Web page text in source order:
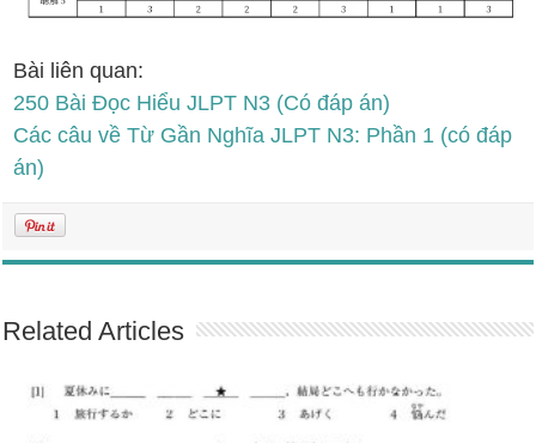
Bài liên quan:
250 Bài Đọc Hiểu JLPT N3 (Có đáp án)
Các câu về Từ Gần Nghĩa JLPT N3: Phần 1 (có đáp
án)
Related Articles